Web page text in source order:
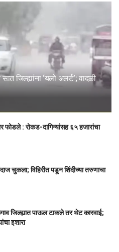
जिल्ह्यांना ‘यलो अलर्ट’; वादळी
फोडले : रोकड-दागिन्यांसह ६५ हजारांचा
चुकला; विहिरीत पडून शिंदीच्या तरुणाचा
जिल्ह्यात पाऊल टाकले तर थेट कारवाई;
इशारा